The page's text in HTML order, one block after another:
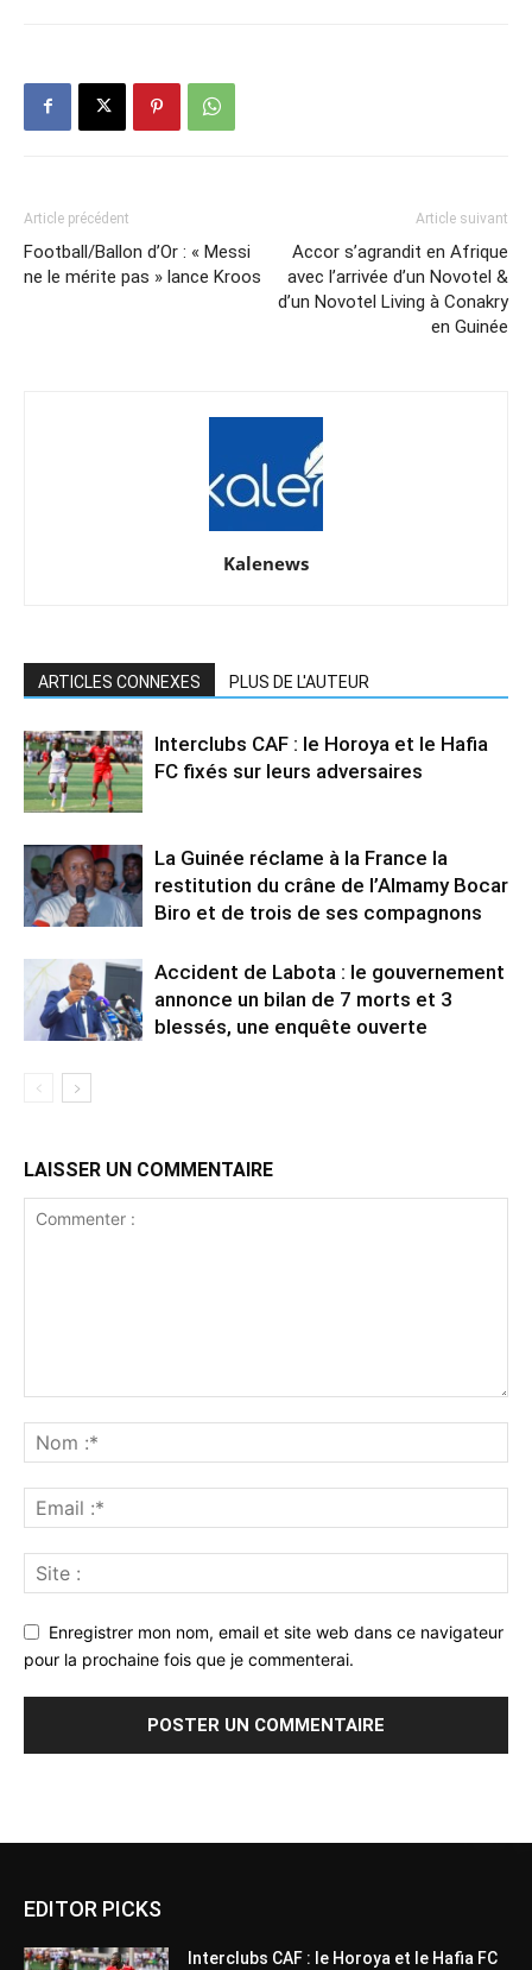
Article précédent
Football/Ballon d’Or : « Messi
ne le mérite pas » lance Kroos
Article suivant
Accor s’agrandit en Afrique
avec l’arrivée d’un Novotel &
d’un Novotel Living à Conakry
en Guinée
Kalenews
ARTICLES CONNEXES PLUS DE L'AUTEUR
Interclubs CAF : le Horoya et le Hafia
FC fixés sur leurs adversaires
La Guinée réclame à la France la
restitution du crâne de l’Almamy Bocar
Biro et de trois de ses compagnons
Accident de Labota : le gouvernement
annonce un bilan de 7 morts et 3
blessés, une enquête ouverte
LAISSER UN COMMENTAIRE
Enregistrer mon nom, email et site web dans ce navigateur
pour la prochaine fois que je commenterai.
EDITOR PICKS
Interclubs CAF : le Horoya et le Hafia FC